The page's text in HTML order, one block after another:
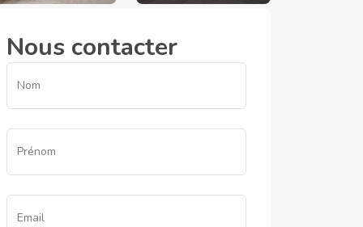
Nous contacter
Nom
Prénom
Email